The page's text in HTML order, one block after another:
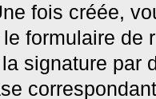
fois créée,
le formulaire de
signature par